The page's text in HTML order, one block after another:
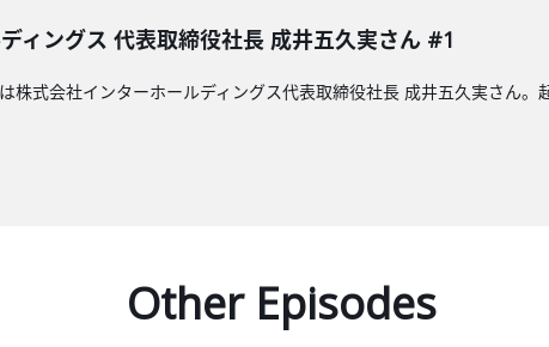
ィングス 代表取締役社長 成井五久実さん #1
株式会社インターホールディングス代表取締役社長 成井五久実さん
Other Episodes